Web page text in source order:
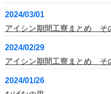
2024/03/01
アイシン期間工寮まとめ そ
2024/02/29
アイシン期間工寮まとめ そ
2024/01/26